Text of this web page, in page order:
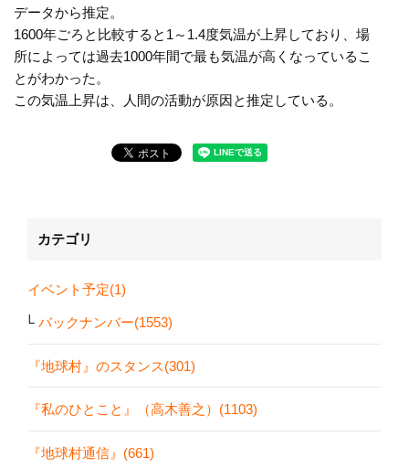
データから推定。
1600年ごろと比較すると1～1.4度気温が上昇しており、場
所によっては過去1000年間で最も気温が高くなっているこ
とがわかった。
この気温上昇は、人間の活動が原因と推定している。
カテゴリ
イベント予定(1)
バックナンバー(1553)
『地球村』のスタンス(301)
『私のひとこと』（高木善之）(1103)
『地球村通信』(661)